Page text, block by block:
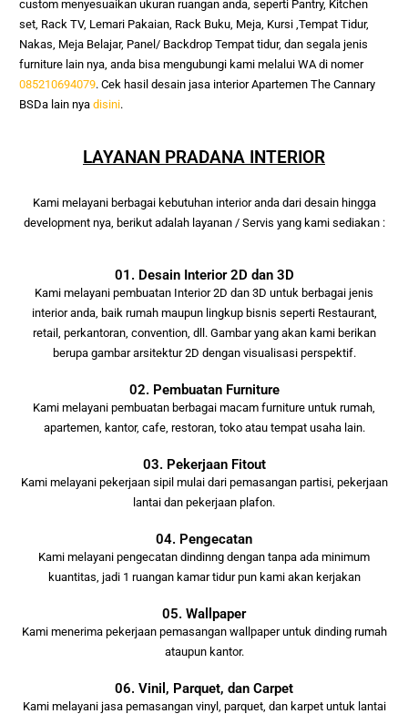
custom menyesuaikan ukuran ruangan anda, seperti Pantry, Kitchen
set, Rack TV, Lemari Pakaian, Rack Buku, Meja, Kursi ,Tempat Tidur,
Nakas, Meja Belajar, Panel/ Backdrop Tempat tidur, dan segala jenis
furniture lain nya, anda bisa mengubungi kami melalui WA di nomer
085210694079. Cek hasil desain jasa interiorApartemen The Cannary
BSDa lain nyadisini.
LAYANAN PRADANA INTERIOR
Kami melayani berbagai kebutuhan interior anda dari desain hingga
development nya, berikut adalah layanan / Servis yang kami sediakan :
01. Desain Interior 2D dan 3D
Kami melayani pembuatan Interior 2D dan 3D untuk berbagai jenis
interior anda, baik rumah maupun lingkup bisnis seperti Restaurant,
retail, perkantoran, convention, dll. Gambar yang akan kami berikan
berupa gambar arsitektur 2D dengan visualisasi perspektif.
02. Pembuatan Furniture
Kami melayani pembuatan berbagai macam furniture untuk rumah,
apartemen, kantor, cafe, restoran, toko atau tempat usaha lain.
03. Pekerjaan Fitout
Kami melayani pekerjaan sipil mulai dari pemasangan partisi, pekerjaan
lantai dan pekerjaan plafon.
04. Pengecatan
Kami melayani pengecatan dindinng dengan tanpa ada minimum
kuantitas, jadi 1 ruangan kamar tidur pun kami akan kerjakan
05. Wallpaper
Kami menerima pekerjaan pemasangan wallpaper untuk dinding rumah
ataupun kantor.
06. Vinil, Parquet, dan Carpet
Kami melayani jasa pemasangan vinyl, parquet, dan karpet untuk lantai